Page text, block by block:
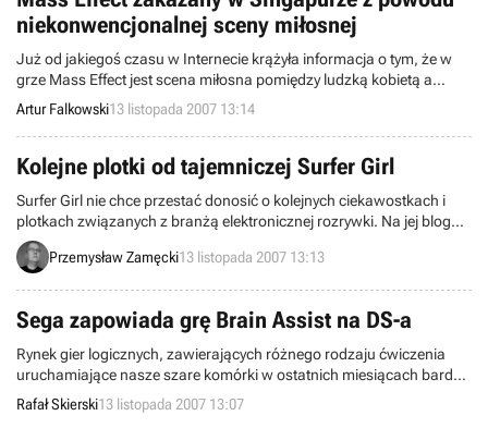
niekonwencjonalnej sceny miłosnej
Już od jakiegoś czasu w Internecie krążyła informacja o tym, że w
grze Mass Effect jest scena miłosna pomiędzy ludzką kobietą a
przedstawicielką innej rasy. Serwis IGN zamieścił również filmik z
ową osławioną sceną, który udowodnił tyle, że w rzeczywistości
twórcy gry nie pokazali niczego, co mogłoby wydać się
bulwersujące.
Artur Falkowski13 listopada 2007 13:14
Kolejne plotki od tajemniczej Surfer Girl
Surfer Girl nie chce przestać donosić o kolejnych ciekawostkach i
plotkach związanych z branżą elektronicznej rozrywki. Na jej blogu
pojawił się kolejny, tym razem niezbyt duży wpis, ale oczywiście już
zdążył wywołać niekończące się dyskusje. Sprawdźmy zatem, co też
Przemysław Zamęcki13 listopada 2007 13:13
Sega zapowiada grę Brain Assist na DS-a
Rynek gier logicznych, zawierających różnego rodzaju ćwiczenia
uruchamiające nasze szare komórki w ostatnich miesiącach bardzo
się rozwinął. Duża w tym zasługa Nintendo i gry Brain Age (znanej
też pod tytułem Dr. Kawashima's Brain Training) wydanej na DS-a.
Rafał Skierski13 listopada 2007 13:07